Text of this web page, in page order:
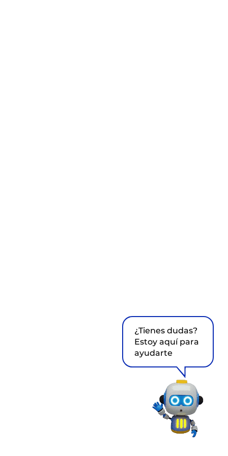
¿Tienes dudas?
Estoy aquí para
ayudarte